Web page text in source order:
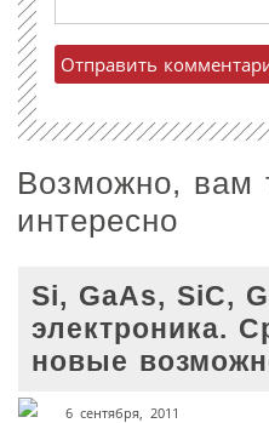
Возможно, вам
интересно
Si, GaAs, SiC,
электроника.
новые
6 сентября, 2011